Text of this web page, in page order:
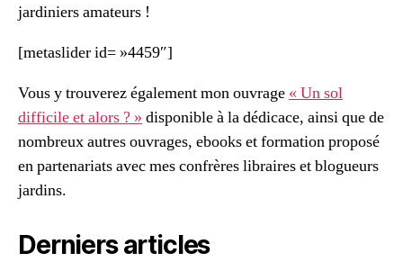
jardiniers amateurs !
[metaslider id= »4459″]
Vous y trouverez également mon ouvrage « Un sol
difficile et alors ? » disponible à la dédicace, ainsi que de
nombreux autres ouvrages, ebooks et formation proposé
en partenariats avec mes confrères libraires et blogueurs
jardins.
Derniers articles